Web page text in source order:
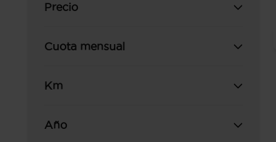
Precio
Cuota mensual
Km
Año